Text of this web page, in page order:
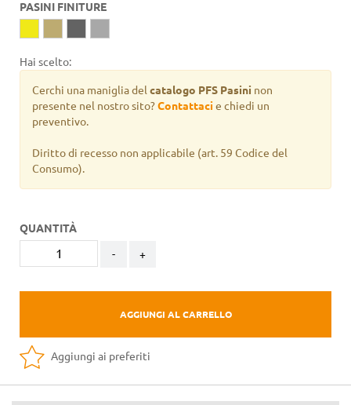
PASINI FINITURE
Hai scelto:
Cerchi una maniglia del catalogo PFS Pasini non
presente nel nostro sito?Contattacie chiedi un
preventivo.
Diritto di recesso non applicabile (art. 59 Codice del
Consumo).
QUANTITÀ
- +
AGGIUNGI AL CARRELLO
Aggiungi ai preferiti